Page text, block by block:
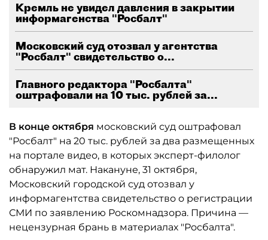
Кремль не увидел давления в закрытии
информагенства "Росбалт"
Московский суд отозвал у агентства
"Росбалт" свидетельство о...
Главного редактора "Росбалта"
оштрафовали на 10 тыс. рублей за...
В конце октября московский суд оштрафовал
"Росбалт" на 20 тыс. рублей за два размещенных
на портале видео, в которых эксперт-филолог
обнаружил мат. Накануне, 31 октября,
Московский городской суд отозвал у
информагентства свидетельство о регистрации
СМИ по заявлению Роскомнадзора. Причина —
нецензурная брань в материалах "Росбалта".